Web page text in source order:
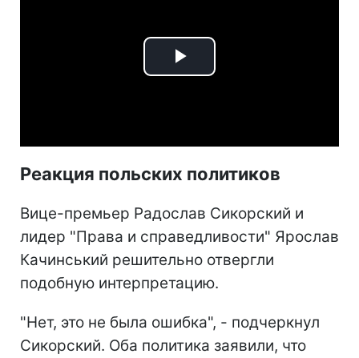
Play
Реакция польских политиков
Вице-премьер Радослав Сикорский и
лидер "Права и справедливости" Ярослав
Качинський решительно отвергли
подобную интерпретацию.
"Нет, это не была ошибка", - подчеркнул
Сикорский. Оба политика заявили, что